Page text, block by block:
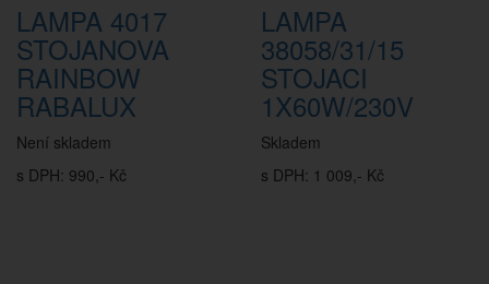
LAMPA 4017
STOJANOVA
RAINBOW
RABALUX
Není skladem
s DPH: 990,- Kč
LAMPA
38058/31/15
STOJACI
1X60W/230V
Skladem
s DPH: 1 009,- Kč